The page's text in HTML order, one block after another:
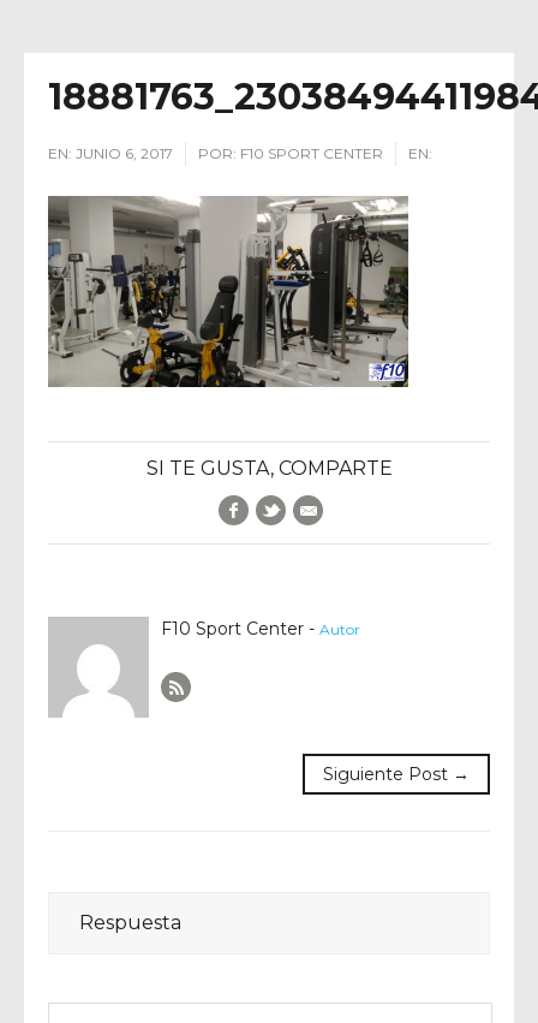
EN: JUNIO 6, 2017 POR: F10 SPORT CENTER EN:
SI TE GUSTA, COMPARTE
Facebook
TwitterE-Mail
F10 Sport Center - Autor
Siguiente Post →
Respuesta